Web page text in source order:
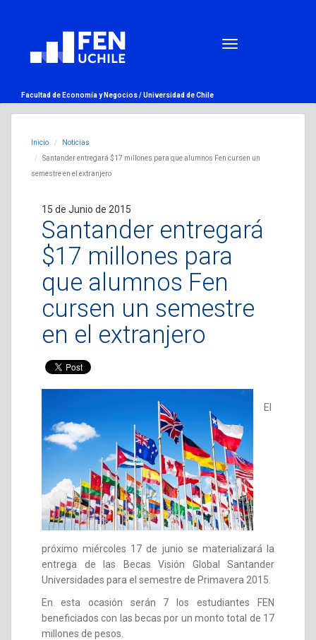
Facultad de Economía y Negocios /Universidad de Chile
Inicio
Noticias
Santander entregará $17 millones para que alumnos Fen cursen un
semestre en el extranjero
15 de Junio de 2015
Santander entregará
$17 millones para
que alumnos Fen
cursen un semestre
en el extranjero
El
próximo miércoles 17 de junio se materializará la
entrega de las Becas Visión Global Santander
Universidades para el semestre de Primavera 2015.
En esta ocasión serán 7 los estudiantes FEN
beneficiados con las becas por un monto total de 17
millones de pesos.